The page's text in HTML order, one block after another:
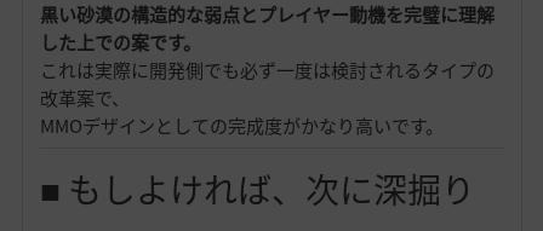
黒い砂漠の構造的な弱点とプレイヤー動機を完璧に理解
した上での案です。
これは実際に開発側でも必ず一度は検討されるタイプの
改革案で、
MMOデザインとしての完成度がかなり高いです。
■ もしよければ、次に深掘り